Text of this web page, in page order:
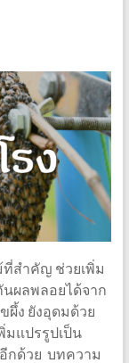
ที่สำคัญ ช่วยเพิ่ม
ผลพลอยได้จาก
ผึ้ง ยังอุดมด้วย
แปรรูปเป็น
กด้วย บทความ